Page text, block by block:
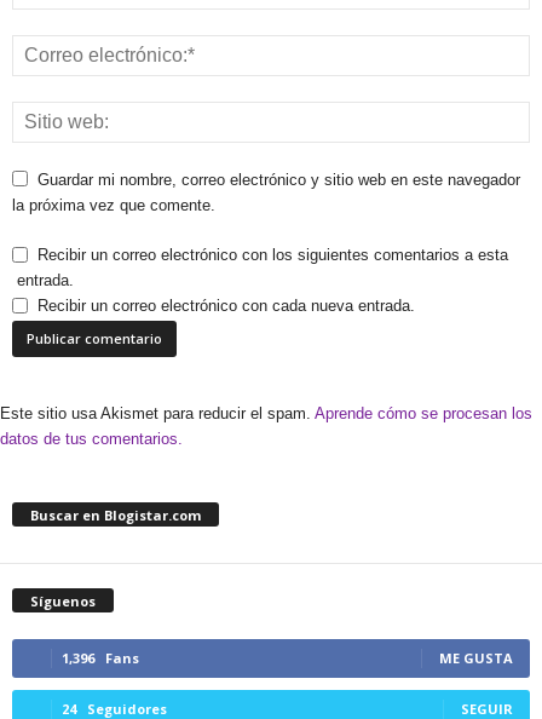
Guardar mi nombre, correo electrónico y sitio web en este navegador
la próxima vez que comente.
Recibir un correo electrónico con los siguientes comentarios a esta
entrada.
Recibir un correo electrónico con cada nueva entrada.
Este sitio usa Akismet para reducir el spam. Aprende cómo se procesan los
datos de tus comentarios.
Buscar en Blogistar.com
Síguenos
1,396 Fans ME GUSTA
24 Seguidores SEGUIR